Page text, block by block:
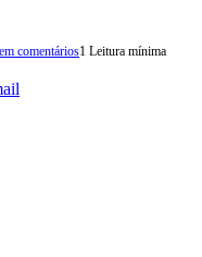
comentários1 Leitura mínima